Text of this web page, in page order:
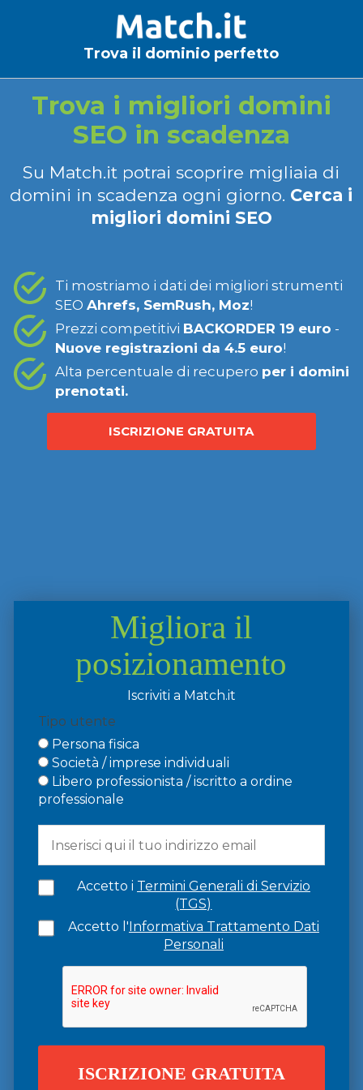
Trova il dominio perfetto
Trova i migliori domini
SEO in scadenza
Su Match.it potrai scoprire migliaia di
domini in scadenza ogni giorno. Cerca i
migliori domini SEO
Ti mostriamo i dati dei migliori strumenti
SEO Ahrefs, SemRush, Moz!
Prezzi competitivi BACKORDER 19 euro -
Nuove registrazioni da 4.5 euro!
Alta percentuale di recupero per i domini
prenotati.
ISCRIZIONE GRATUITA
Migliora il
posizionamento
Iscriviti a Match.it
Tipo utente
Persona fisica
Società / imprese individuali
Libero professionista / iscritto a ordine
professionale
Accetto i Termini Generali di Servizio
(TGS)
Accetto l'Informativa Trattamento Dati
Personali